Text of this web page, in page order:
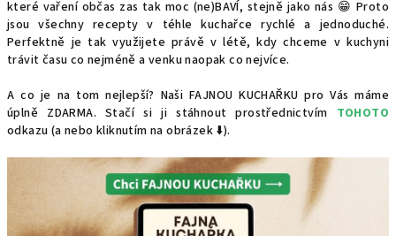
které vaření občas zas tak moc (ne)BAVÍ, stejně jako nás 😁 Proto
jsou všechny recepty v téhle kuchařce rychlé a jednoduché.
Perfektně je tak využijete právě v létě, kdy chceme v kuchyni
trávit času co nejméně a venku naopak co nejvíce.
A co je na tom nejlepší? Naši FAJNOU KUCHAŘKU pro Vás máme
úplně ZDARMA. Stačí si ji stáhnout prostřednictvím TOHOTO
odkazu (a nebo kliknutím na obrázek ⬇️).